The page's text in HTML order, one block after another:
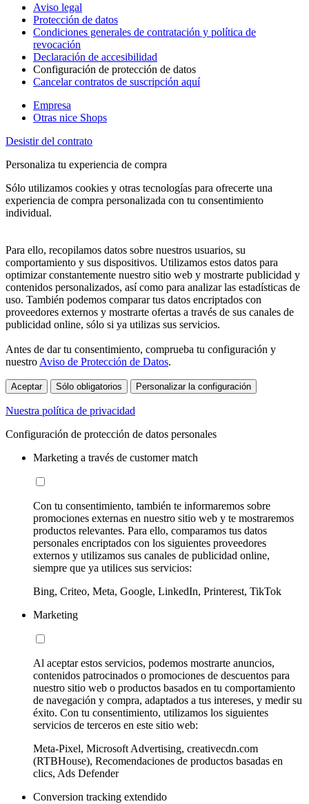
Aviso legal
Protección de datos
Condiciones generales de contratación y política de
revocación
Declaración de accesibilidad
Configuración de protección de datos
Cancelar contratos de suscripción aquí
Empresa
Otras nice Shops
Desistir del contrato
Personaliza tu experiencia de compra
Sólo utilizamos cookies y otras tecnologías para ofrecerte una
experiencia de compra personalizada con tu consentimiento
individual.
Para ello, recopilamos datos sobre nuestros usuarios, su
comportamiento y sus dispositivos. Utilizamos estos datos para
optimizar constantemente nuestro sitio web y mostrarte publicidad y
contenidos personalizados, así como para analizar las estadísticas de
uso. También podemos comparar tus datos encriptados con
proveedores externos y mostrarte ofertas a través de sus canales de
publicidad online, sólo si ya utilizas sus servicios.
Antes de dar tu consentimiento, comprueba tu configuración y
nuestro Aviso de Protección de Datos.
Aceptar Sólo obligatorios Personalizar la configuración
Nuestra política de privacidad
Configuración de protección de datos personales
Marketing a través de customer match
Con tu consentimiento, también te informaremos sobre
promociones externas en nuestro sitio web y te mostraremos
productos relevantes. Para ello, comparamos tus datos
personales encriptados con los siguientes proveedores
externos y utilizamos sus canales de publicidad online,
siempre que ya utilices sus servicios:
Bing, Criteo, Meta, Google, LinkedIn, Printerest, TikTok
Marketing
Al aceptar estos servicios, podemos mostrarte anuncios,
contenidos patrocinados o promociones de descuentos para
nuestro sitio web o productos basados en tu comportamiento
de navegación y compra, adaptados a tus intereses, y medir su
éxito. Con tu consentimiento, utilizamos los siguientes
servicios de terceros en este sitio web:
Meta-Pixel, Microsoft Advertising, creativecdn.com
(RTBHouse), Recomendaciones de productos basadas en
clics, Ads Defender
Conversion tracking extendido